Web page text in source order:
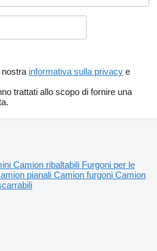
informativa sulla privacy e
trattati allo scopo di fornire una
Camion ribaltabili Furgoni per le
pianali Camion furgoni Camion